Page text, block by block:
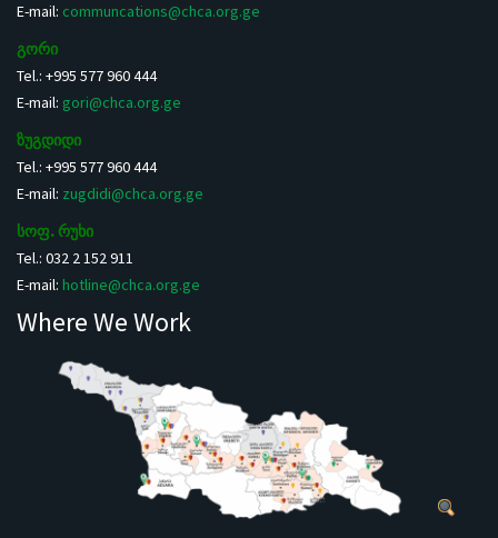
E-mail: communcations@chca.org.ge
გორი
Tel.: +995 577 960 444
E-mail: gori@chca.org.ge
ზუგდიდი
Tel.: +995 577 960 444
E-mail: zugdidi@chca.org.ge
სოფ. რუხი
Tel.: 032 2 152 911
E-mail: hotline@chca.org.ge
Where We Work